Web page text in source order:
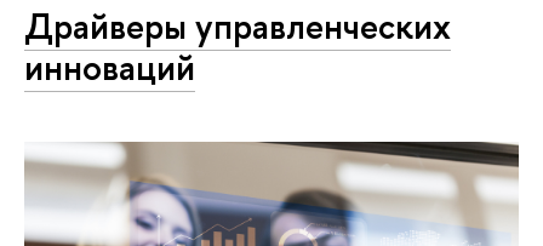
Драйверы управленческих
инноваций